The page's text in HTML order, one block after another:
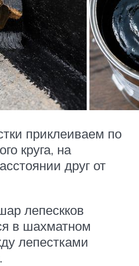
приклеиваем по
круга, на
друг от
лепескков
в шахматном
лепестками